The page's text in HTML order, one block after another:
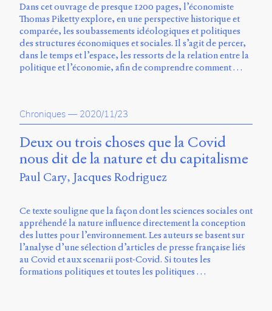
Dans cet ouvrage de presque 1200 pages, l’économiste
Thomas Piketty explore, en une perspective historique et
comparée, les soubassements idéologiques et politiques
des structures économiques et sociales. Il s’agit de percer,
dans le temps et l’espace, les ressorts de la relation entre la
politique et l’économie, afin de comprendre comment …
Chroniques — 2020/11/23
Deux ou trois choses que la Covid
nous dit de la nature et du capitalisme
Paul Cary Jacques Rodriguez
Ce texte souligne que la façon dont les sciences sociales ont
appréhendé la nature influence directement la conception
des luttes pour l’environnement. Les auteurs se basent sur
l’analyse d’une sélection d’articles de presse française liés
au Covid et aux scenarii post-Covid. Si toutes les
formations politiques et toutes les politiques …